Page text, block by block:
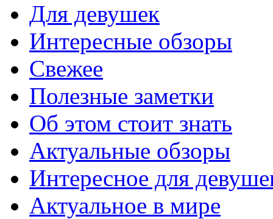
Для девушек
Интересные обзоры
Свежее
Полезные заметки
Об этом стоит знать
Актуальные обзоры
Интересное для
Актуальное в мире